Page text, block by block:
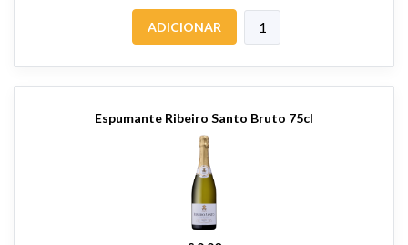
ADICIONAR
Espumante Ribeiro Santo Bruto 75cl